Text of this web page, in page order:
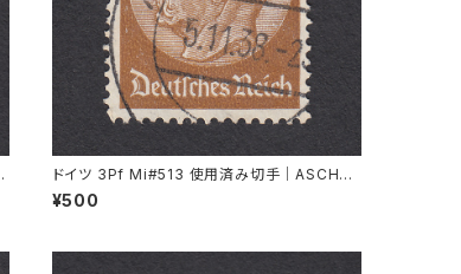
ドイツ 3Pf Mi#513 使用済み切手｜ASCHAF
FENBURG 5.11.1936
¥500